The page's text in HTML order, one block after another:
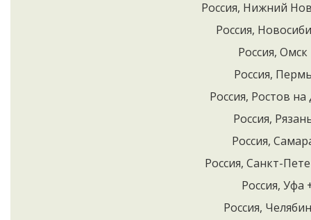
Россия, Нижний
Россия,
Россия,
Россия,
Россия, Ростов
Россия,
Россия,
Россия, Санкт-
Россия, Уфа
Россия,